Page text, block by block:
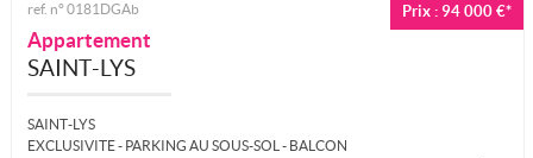
Prix : 94 000 €*
ref. n° 0181DGAb
Appartement
SAINT-LYS
SAINT-LYS
EXCLUSIVITE - PARKING AU SOUS-SOL - BALCON